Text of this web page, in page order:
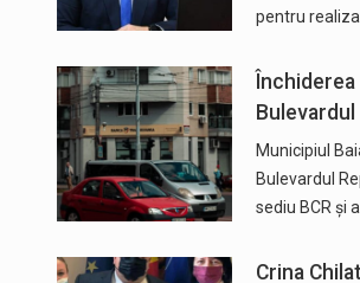
pentru
Municipiul
Bulevardul
sediu BCR și
Crina